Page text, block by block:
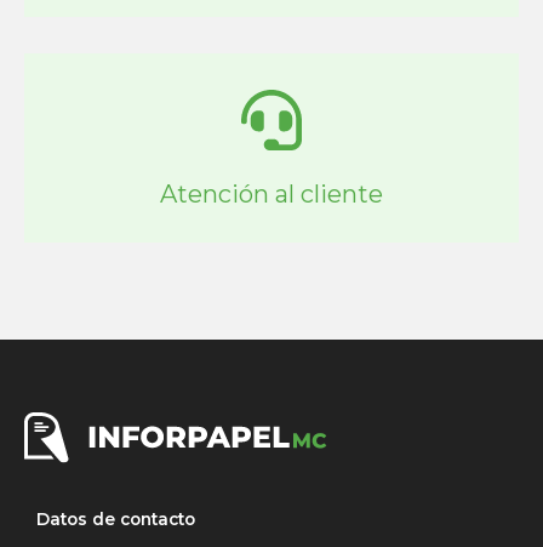
Atención al cliente
Datos de contacto